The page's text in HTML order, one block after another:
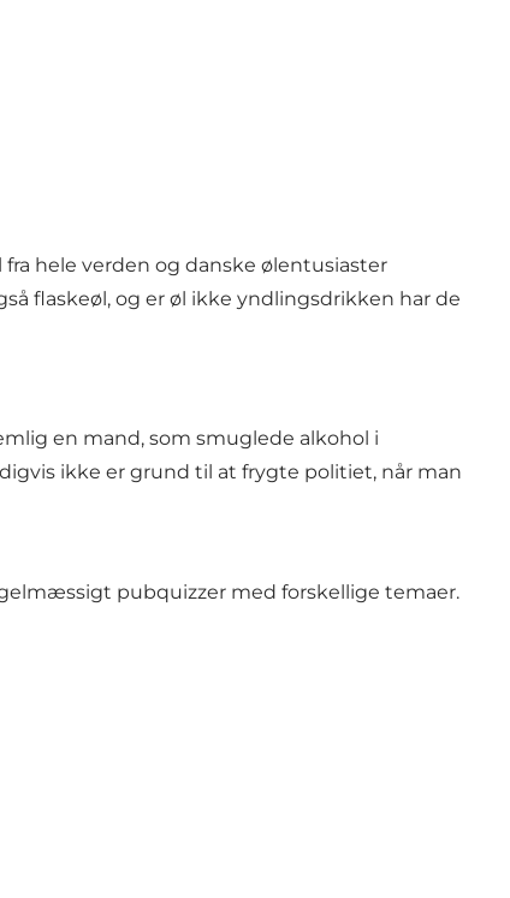
hele verden og danske ølentusiaster
flaskeøl, og er øl ikke yndlingsdrikken har de
en mand, som smuglede alkohol i
ikke er grund til at frygte politiet, når man
pubquizzer med forskellige temaer.